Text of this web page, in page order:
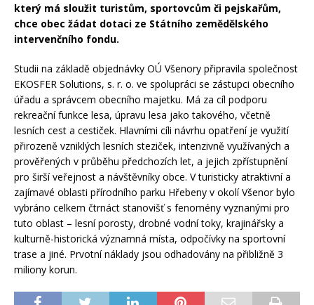
který má sloužit turistům, sportovcům či pejskařům,
chce obec žádat dotaci ze Státního zemědělského
intervenčního fondu.
Studii na základě objednávky OÚ Všenory připravila společnost
EKOSFER Solutions, s. r. o. ve spolupráci se zástupci obecního
úřadu a správcem obecního majetku. Má za cíl podporu
rekreační funkce lesa, úpravu lesa jako takového, včetně
lesních cest a cestiček. Hlavními cíli návrhu opatření je využití
přirozeně vzniklých lesních steziček, intenzivně využívaných a
prověřených v průběhu předchozích let, a jejich zpřístupnění
pro širší veřejnost a návštěvníky obce. V turisticky atraktivní a
zajímavé oblasti přírodního parku Hřebeny v okolí Všenor bylo
vybráno celkem čtrnáct stanovišť s fenomény vyznanými pro
tuto oblast – lesní porosty, drobné vodní toky, krajinářsky a
kulturně-historická významná místa, odpočívky na sportovní
trase a jiné. Prvotní náklady jsou odhadovány na přibližně 3
miliony korun.